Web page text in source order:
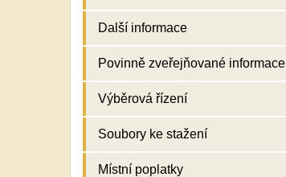
Další informace
Povinně zveřejňované informace
Výběrová řízení
Soubory ke stažení
Místní poplatky